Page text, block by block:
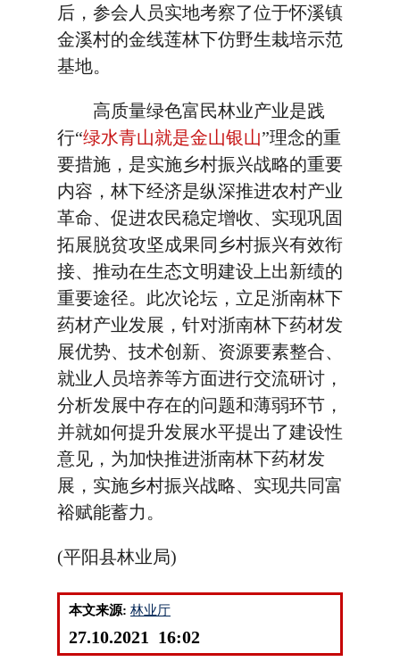
后，参会人员实地考察了位于怀溪镇
金溪村的金线莲林下仿野生栽培示范
基地。
高质量绿色富民林业产业是践
行“绿水青山就是金山银山”理念的重
要措施，是实施乡村振兴战略的重要
内容，林下经济是纵深推进农村产业
革命、促进农民稳定增收、实现巩固
拓展脱贫攻坚成果同乡村振兴有效衔
接、推动在生态文明建设上出新绩的
重要途径。此次论坛，立足浙南林下
药材产业发展，针对浙南林下药材发
展优势、技术创新、资源要素整合、
就业人员培养等方面进行交流研讨，
分析发展中存在的问题和薄弱环节，
并就如何提升发展水平提出了建设性
意见，为加快推进浙南林下药材发
展，实施乡村振兴战略、实现共同富
裕赋能蓄力。
(平阳县林业局)
本文来源: 林业厅
27.10.2021 16:02